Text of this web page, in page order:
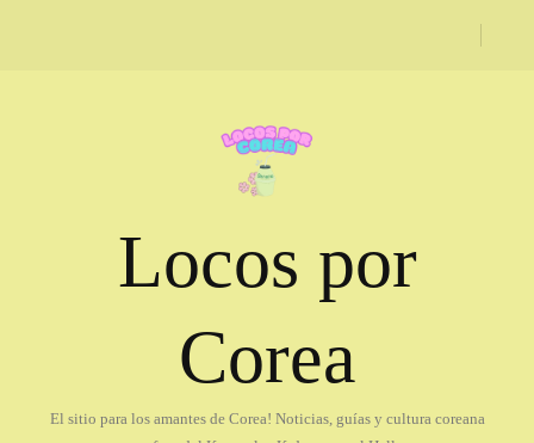
Locos por
Corea
El sitio para los amantes de Corea! Noticias, guías y cultura coreana